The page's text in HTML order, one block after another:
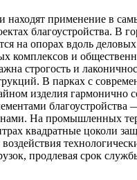
находят применение в
благоустройства. В
на опорах вдоль деловых
комплексов и
строгость и
В парках с
изделия гармонично
благоустройства
На промышленных
квадратные цоколи
продлевая срок